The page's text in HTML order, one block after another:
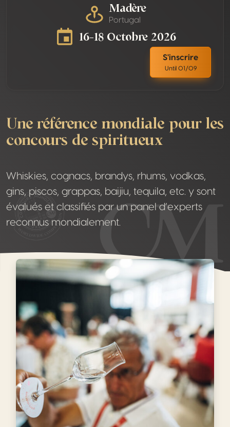
Madère
Portugal
16-18 Octobre 2026
S'inscrire
Until 01/09
Une référence mondiale pour les
concours de spiritueux
Whiskies, cognacs, brandys, rhums, vodkas,
gins, piscos, grappas, baijiu, tequila, etc. y sont
évalués et classifiés par un panel d’experts
reconnus mondialement.